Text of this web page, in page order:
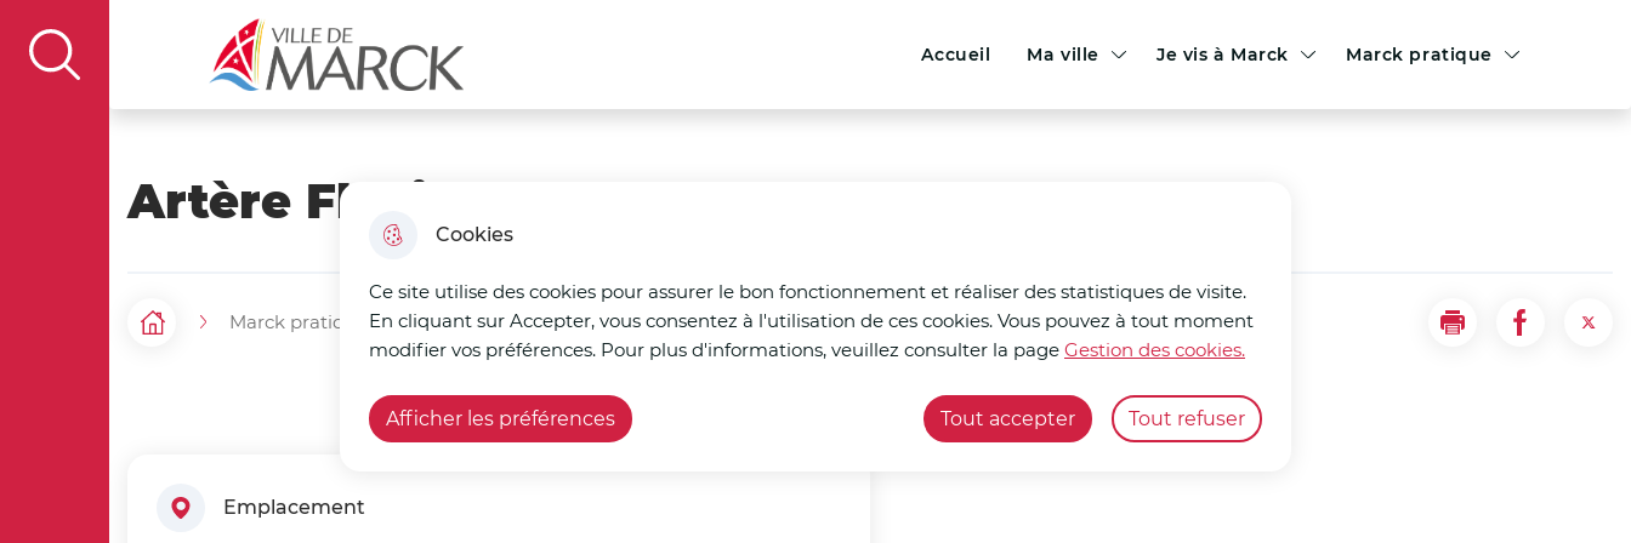
Cookies
Ce site utilise des cookies pour assurer le bon fonctionnement et réaliser des statistiques de visite.
En cliquant sur Accepter, vous consentez à l'utilisation de ces cookies. Vous pouvez à tout moment
modifier vos préférences. Pour plus d'informations, veuillez consulter la page Gestion des cookies.
Afficher les préférences Tout accepter Tout refuser
Aller au menu Aller à la recherche Aller au contenu principal Consulter le plan du site
display the search field
Ville de Marck
a
v
t
i
o
n
Accueil Ma ville Je vis à Marck Marck pratique
Artère Flexible
FAccueil Marck pratique Mes commerçants Artère Flexible ImprimerPartager la
Emplacement